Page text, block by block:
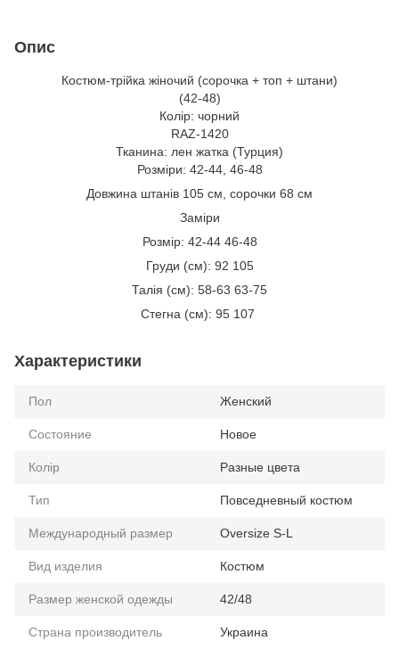
Опис
Костюм-трійка жіночий (сорочка + топ + штани)
(42-48)
Колір: чорний
RAZ-1420
Тканина: лен жатка (Турция)
Розміри: 42-44, 46-48
Довжина штанів 105 см, сорочки 68 см
Заміри
Розмір: 42-44 46-48
Груди (см): 92 105
Талія (см): 58-63 63-75
Стегна (см): 95 107
Характеристики
Пол Женский
Состояние Новое
Колір Разные цвета
Тип Повседневный костюм
Международный размер Oversize S-L
Вид изделия Костюм
Размер женской одежды 42/48
Страна производитель Украина